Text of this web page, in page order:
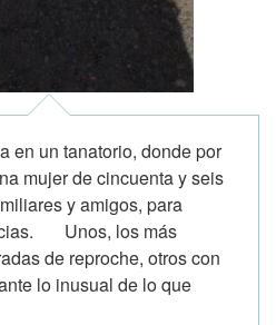
un tanatorio, donde por
mujer de cincuenta y seis
y amigos, para
Unos, los más
de reproche, otros con
lo inusual de lo que